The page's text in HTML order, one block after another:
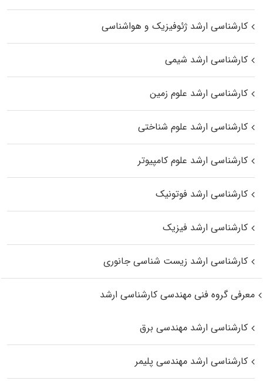
کارشناسی ارشد ژئوفیزیک و هواشناسی
کارشناسی ارشد شیمی
کارشناسی ارشد علوم زمین
کارشناسی ارشد علوم شناختی
کارشناسی ارشد علوم کامپیوتر
کارشناسی ارشد فوتونیک
کارشناسی ارشد فیزیک
کارشناسی ارشد زیست‌ شناسی جانوری
معرفی گروه فنی مهندسی کارشناسی ارشد
کارشناسی ارشد مهندسی برق
کارشناسی ارشد مهندسی پلیمر